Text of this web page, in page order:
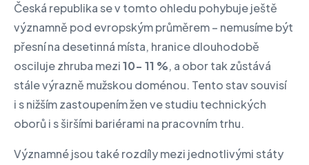
Česká republika se v tomto ohledu pohybuje ještě
významně pod evropským průměrem – nemusíme být
přesní na desetinná místa, hranice dlouhodobě
osciluje zhruba mezi10- 11 %, a obor tak zůstává
stále výrazně mužskou doménou. Tento stav souvisí
i s nižším zastoupením žen ve studiu technických
oborů i s širšími bariérami na pracovním trhu.
Významné jsou také rozdíly mezi jednotlivými státy